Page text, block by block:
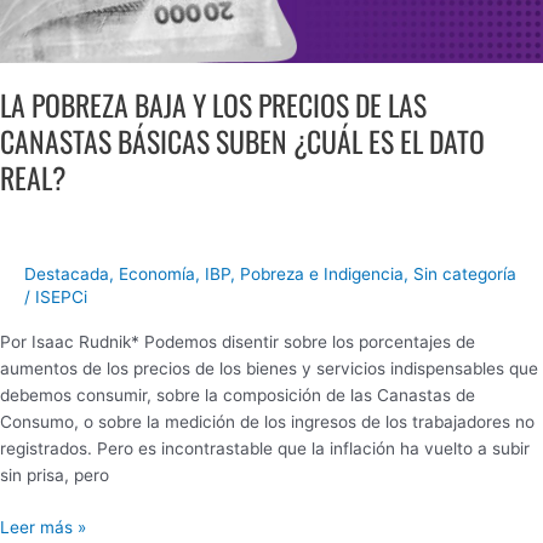
LA POBREZA BAJA Y LOS PRECIOS DE LAS
CANASTAS BÁSICAS SUBEN ¿CUÁL ES EL DATO
REAL?
Destacada, Economía, IBP, Pobreza e Indigencia, Sin categoría
/ ISEPCi
Por Isaac Rudnik* Podemos disentir sobre los porcentajes de
aumentos de los precios de los bienes y servicios indispensables que
debemos consumir, sobre la composición de las Canastas de
Consumo, o sobre la medición de los ingresos de los trabajadores no
registrados. Pero es incontrastable que la inflación ha vuelto a subir
sin prisa, pero
REAL?
Leer más »